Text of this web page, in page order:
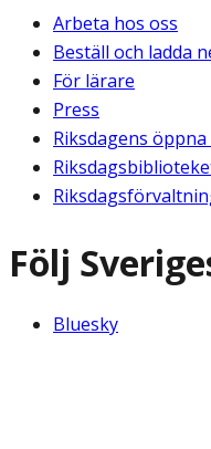
Arbeta hos oss
Beställ och ladda
För lärare
Press
Riksdagens öppna
Följ
Bluesky